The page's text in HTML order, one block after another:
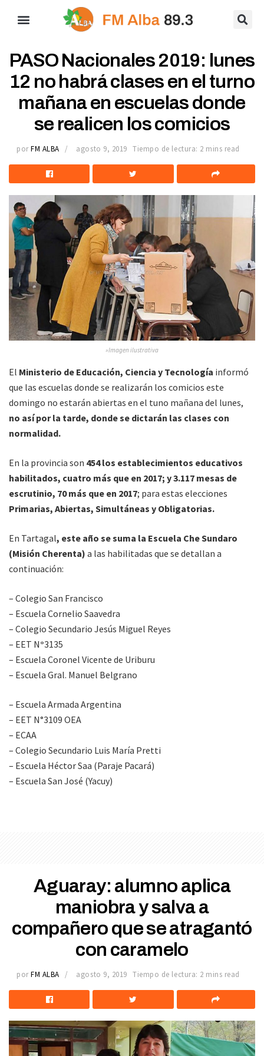
PASO Nacionales 2019: lunes
12 no habrá clases en el turno
mañana en escuelas donde
se realicen los comicios
por FM ALBA agosto 9, 2019 Tiempo de lectura: 2 mins read
»Imagen ilustrativa
El Ministerio de Educación, Ciencia y Tecnología informó
que las escuelas donde se realizarán los comicios este
domingo no estarán abiertas en el tuno mañana del lunes,
no así por la tarde, donde se dictarán las clases con
normalidad.
En la provincia son 454 los establecimientos educativos
habilitados, cuatro más que en 2017; y 3.117 mesas de
escrutinio, 70 más que en 2017; para estas elecciones
Primarias, Abiertas, Simultáneas y Obligatorias.
En Tartagal, este año se suma la Escuela Che Sundaro
(Misión Cherenta) a las habilitadas que se detallan a
continuación:
– Colegio San Francisco
– Escuela Cornelio Saavedra
– Colegio Secundario Jesús Miguel Reyes
– EET N°3135
– Escuela Coronel Vicente de Uriburu
– Escuela Gral. Manuel Belgrano
– Escuela Armada Argentina
– EET N°3109 OEA
– ECAA
– Colegio Secundario Luis María Pretti
– Escuela Héctor Saa (Paraje Pacará)
– Escuela San José (Yacuy)
Aguaray: alumno aplica
maniobra y salva a
compañero que se atragantó
con caramelo
por FM ALBA agosto 9, 2019 Tiempo de lectura: 2 mins read